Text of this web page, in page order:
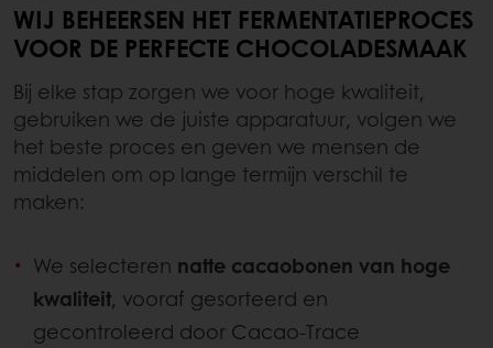
WIJ BEHEERSEN HET FERMENTATIEPROCES
VOOR DE PERFECTE CHOCOLADESMAAK
Bij elke stap zorgen we voor hoge kwaliteit,
gebruiken we de juiste apparatuur, volgen we
het beste proces en geven we mensen de
middelen om op lange termijn verschil te
maken:
We selecteren natte cacaobonen van hoge
kwaliteit, vooraf gesorteerd en
gecontroleerd door Cacao-Trace